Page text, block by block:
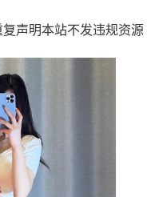
声明本站不发违规资源